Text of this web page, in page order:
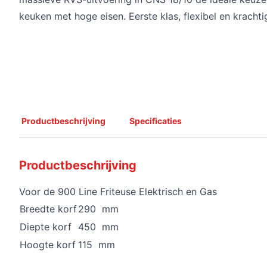
keuken met hoge eisen. Eerste klas, flexibel en
Productbeschrijving Specificaties
Productbeschrijving
Voor de 900 Line Friteuse Elektrisch en Gas
Breedte korf290 mm
Diepte korf 450 mm
Hoogte korf 115 mm